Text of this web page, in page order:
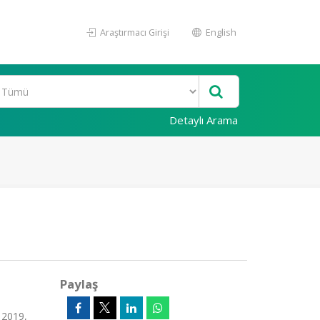
Araştırmacı Girişi English
Detaylı Arama
Paylaş